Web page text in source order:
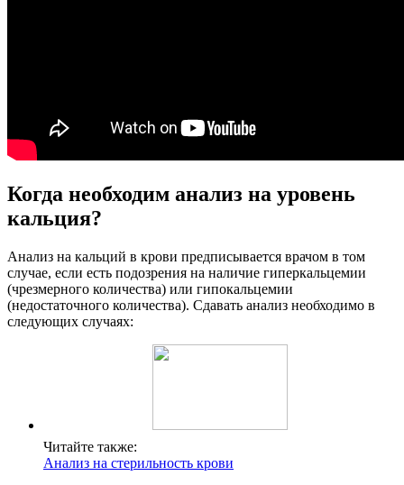
Когда необходим анализ на уровень
кальция?
Анализ на кальций в крови предписывается врачом в том
случае, если есть подозрения на наличие гиперкальцемии
(чрезмерного количества) или гипокальцемии
(недостаточного количества). Сдавать анализ необходимо в
следующих случаях:
Читайте также:
Анализ на стерильность крови